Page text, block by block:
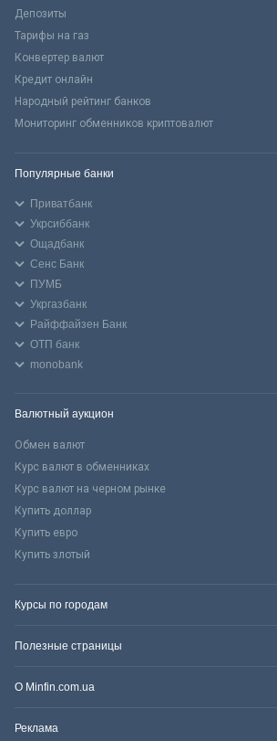
Депозиты
Тарифы на газ
Конвертер валют
Кредит онлайн
Народный рейтинг банков
Мониторинг обменников криптовалют
Популярные банки
Приватбанк
Укрсиббанк
Ощадбанк
Сенс Банк
ПУМБ
Укргазбанк
Райффайзен Банк
ОТП банк
monobank
Валютный аукцион
Обмен валют
Курс валют в обменниках
Курс валют на черном рынке
Купить доллар
Купить евро
Купить злотый
Курсы по городам
Полезные страницы
О Minfin.com.ua
Реклама